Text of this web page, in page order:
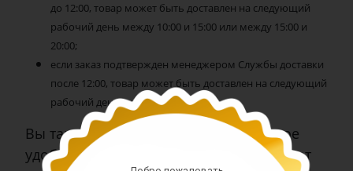
до 12:00, товар может быть доставлен на следующий
рабочий день между 10:00 и 15:00 или между 15:00 и
20:00;
если заказ подтвержден менеджером Службы доставки
после 12:00, товар может быть доставлен на следующий
рабочий день между 15:00 и 18:00.
Вы также можете указать любое другое
удобное время доставки, и покупка будет